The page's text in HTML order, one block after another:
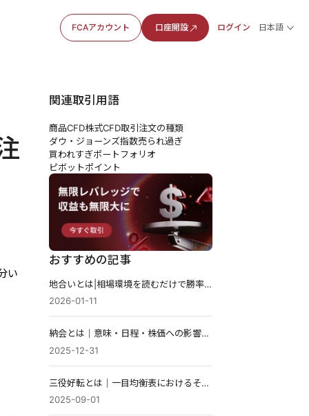
FCAアカウント 口座開設 ログイン 日本語
い
関連取引用語
商品CFD株式CFD取引注文の種類
ダウ・ジョーンズ指数売られ過ぎ
買われすぎポートフォリオ
ピボットポイント
おすすめの記事
地合いとは|相場環境を読むだけで勝率が変わる理由
2026-01-11
納会とは｜意味・日程・株価への影響をわかりやすく解説
2025-12-31
三役好転とは｜一目均衡表におけるその見方
2025-09-01